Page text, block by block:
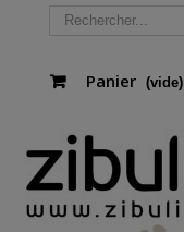
Panier (vide)